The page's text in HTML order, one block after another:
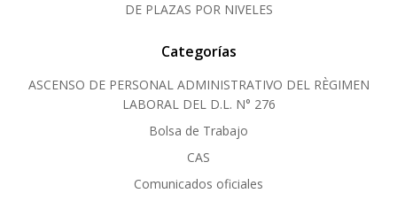
DE PLAZAS POR NIVELES
Categorías
ASCENSO DE PERSONAL ADMINISTRATIVO DEL RÈGIMEN
LABORAL DEL D.L. N° 276
Bolsa de Trabajo
CAS
Comunicados oficiales